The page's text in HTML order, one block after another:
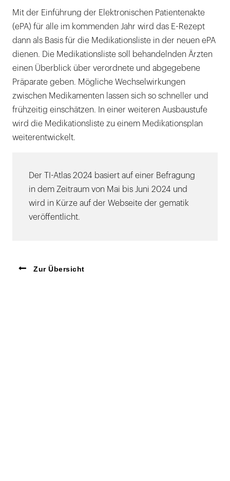
Mit der Einführung der Elektronischen Patientenakte
(ePA) für alle im kommenden Jahr wird das E-Rezept
dann als Basis für die Medikationsliste in der neuen ePA
dienen. Die Medikationsliste soll behandelnden Ärzten
einen Überblick über verordnete und abgegebene
Präparate geben. Mögliche Wechselwirkungen
zwischen Medikamenten lassen sich so schneller und
frühzeitig einschätzen. In einer weiteren Ausbaustufe
wird die Medikationsliste zu einem Medikationsplan
weiterentwickelt.
Der TI-Atlas 2024 basiert auf einer Befragung
in dem Zeitraum von Mai bis Juni 2024 und
wird in Kürze auf der Webseite der gematik
veröffentlicht.
Zur Übersicht